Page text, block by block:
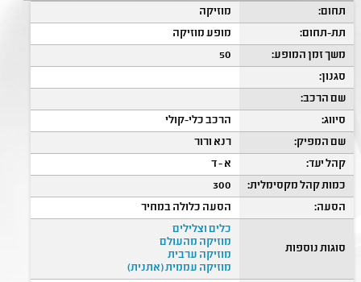
תחום:
מוזיקה
תת-תחום:
מופע מוזיקה
משך זמן המופע:
50
סגנון:
שם הרכב:
סיווג:
הרכב כלי-קולי
שם המפיק:
רנא ורור
קהל יעד:
א - ד
כמות קהל מקסימלית:
300
הסעה:
הסעה כלולה במחיר
סוגות נוספות
כלים וצלילים
מוזיקה מהעולם
מוזיקה ערבית
מוזיקה עממית (אתנית)